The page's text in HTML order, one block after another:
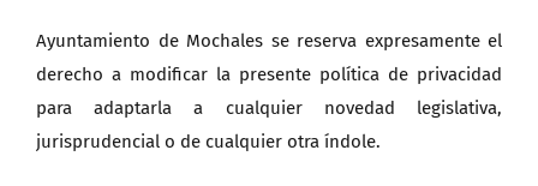
Ayuntamiento de Mochales se reserva expresamente el
derecho a modificar la presente política de privacidad
para adaptarla a cualquier novedad legislativa,
jurisprudencial o de cualquier otra índole.